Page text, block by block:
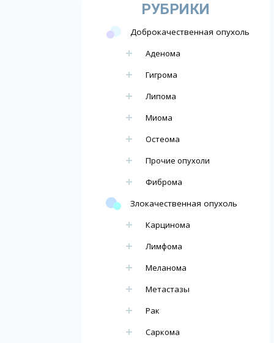
РУБРИКИ
Доброкачественная опухоль
Аденома
Гигрома
Липома
Миома
Остеома
Прочие опухоли
Фиброма
Злокачественная опухоль
Карцинома
Лимфома
Меланома
Метастазы
Рак
Саркома